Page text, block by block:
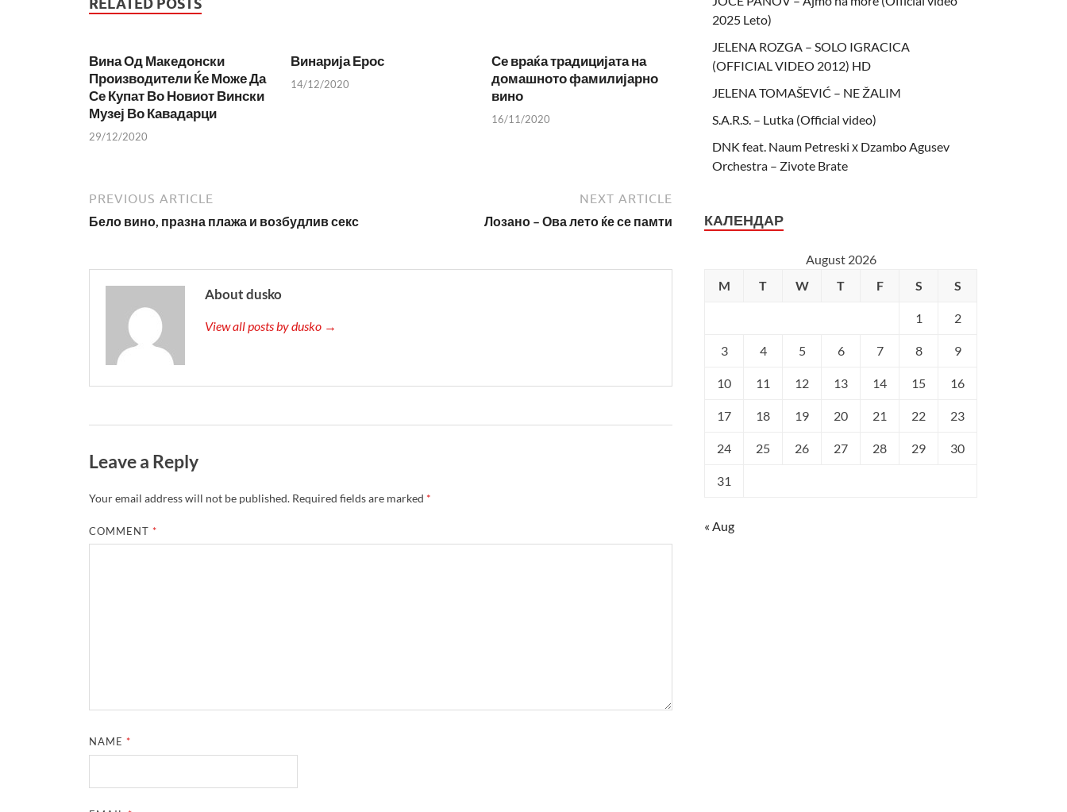
RELATED POSTS
Вина Од Македонски
Производители Ќе Може Да
Се Купат Во Новиот Вински
Музеј Во Кавадарци
29/12/2020
Винарија Ерос
14/12/2020
Се враќа традицијата на
домашното фамилијарно
вино
16/11/2020
PREVIOUS ARTICLE
Бело вино, празна плажа и возбудлив секс
NEXT ARTICLE
Лозано – Ова лето ќе се памти
About dusko
View all posts by dusko →
Leave a Reply
Your email address will not be published. Required fields are marked *
COMMENT*
NAME*
2025 Leto)
JELENA ROZGA – SOLO IGRACICA
(OFFICIAL VIDEO 2012) HD
JELENA TOMAŠEVIĆ – NE ŽALIM
S.A.R.S. – Lutka (Official video)
DNK feat. Naum Petreski х Dzambo Agusev
Orchestra – Zivote Brate
КАЛЕНДАР
August 2026
M
T W T F S S
1 2
3 4 5 6 7 8 9
10 11 12 13 14 15 16
17 18 19 20 21 22 23
24 25 26 27 28 29 30
31
« Aug